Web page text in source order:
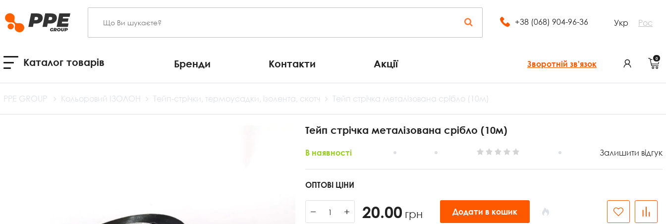
+38 (068) 904-96-36 Укр Рос
Каталог товарів Бренди Контакти Акції Зворотній зв'язок
0
PPE GROUP Кольоровий ІЗОЛОН Тейп-стрічки, термоусадки, ізолента, скотч Тейп стрічка металізована срібло (10м)
Тейп стрічка металізована срібло (10м)
В наявності Залишити відгук
ОПТОВІ ЦІНИ
− + 20.00 грн Додати в кошик